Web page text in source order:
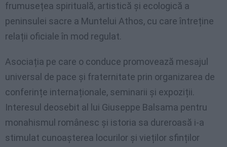
frumusețea spirituală, artistică și ecologică a
peninsulei sacre a Muntelui Athos, cu care întreține
relații oficiale în mod regulat.
Asociația pe care o conduce promovează mesajul
universal de pace și fraternitate prin organizarea de
conferințe internaționale, seminarii și expoziții.
Interesul deosebit al lui Giuseppe Balsama pentru
monahismul românesc și istoria sa dureroasă i-a
stimulat cunoașterea locurilor și vieților sfinților